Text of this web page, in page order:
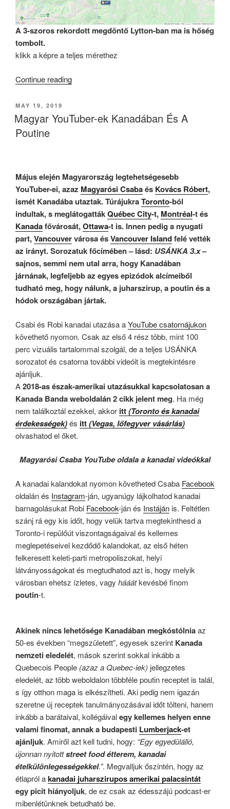
A 3-szoros rekordott megdöntő Lytton-ban ma is hőség
tombolt.
klikk a képre a teljes mérethez
Continue reading“Trópusi
POSTED
ON
MAY 19, 2019
Magyar YouTuber-ek Kanadában És A
Poutine
Május elején Magyarország legtehetségesebb
YouTuber-ei, azaz Magyarósi Csabaés Kovács Róbert,
ismét Kanadába utaztak. TúrájukraToronto-ból
indultak, s meglátogattákQuébec City-t, Montréal-t és
Kanadafővárosát,Ottawa-t is. Innen pedig a nyugati
part,Vancouvervárosa ésVancouver Islandfelé vették
az irányt. Sorozatuk főcímében – lásd: USÁNKA 3.x–
sajnos, semmi nem utal arra, hogy Kanadában
járnának, legfeljebb az egyes epizódok alcímeiből
tudható meg, hogy nálunk, a juharszirup, a poutin és a
hódok országában jártak.
Csabi és Robi kanadai utazása aYouTube csatornájukon
követhető nyomon. Csak az első 4 rész több, mint 100
perc vizuális tartalommal szolgál, de a teljes USÁNKA
sorozatot és csatorna további videóit is megtekintésre
ajánljuk.
A2018-as észak-amerikai utazásukkal kapcsolatosan a
Kanada Banda weboldalán 2 cikk jelent meg. Ha még
nem találkoztál ezekkel, akkor itt(Toronto és kanadai
érdekességek)és itt(Vegas, lőfegyver vásárlás)
olvashatod el őket.
Magyarósi Csaba YouTube oldala a kanadai videókkal
A kanadai kalandokat nyomon követheted Csaba Facebook
oldalán és Instagram-ján, ugyanúgy lájkolhatod kanadai
barnagolásukat Robi Facebook-ján és Instáján is. Feltétlen
szánj rá egy kis időt, hogy velük tartva megtekinthesd a
Toronto-i repülőút viszontagságaival és kellemes
meglepetéseivel kezdődő kalandokat, az első héten
felkeresett keleti-parti metropoliszokat, helyi
látványosságokat és megtudhatod azt is, hogy melyik
városban ehetsz ízletes, vagy hááátkevésbé finom
poutin-t.
Akinek nincs lehetősége Kanadában megkóstólniaaz
50-es években “megszületett”, egyesek szerint Kanada
nemzeti eledelét, mások szerint sokkal inkább a
Quebecois People (azaz a Quebec-iek) jellegzetes
eledelét, az több weboldalon többféle poutin receptet is talál,
s így otthon maga is elkészítheti. Aki pedig nem igazán
szeretne új receptek tanulmányozásával időt tölteni, hanem
inkább a barátaival, kollégáivalegy kellemes helyen enne
valami finomat, annak a budapesti Lumberjack-et
ajánljuk. Amiről azt kell tudni, hogy: “Egy egyedülálló,
újonnan nyitottstreet food étterem, kanadai
ételkülönlegességekkel.”. Megvalljuk őszintén, hogy az
étlapról akanadai juharszirupos amerikai palacsintát
egy picit hiányoljuk, de ez csak az édesszájú podcast-er
mibenlétünknek betudható be.